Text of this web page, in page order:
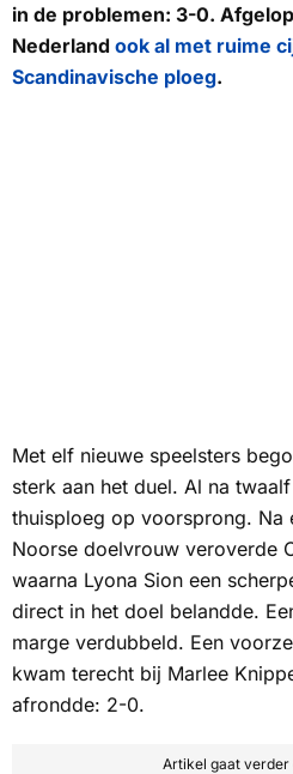
in de problemen: 3-0.
Nederland ook al met ruime
Scandinavische ploeg.
Met elf nieuwe speelsters
sterk aan het duel. Al na
thuisploeg op voorsprong. Na
Noorse doelvrouw veroverde
waarna Lyona Sion een
direct in het doel belandde.
marge verdubbeld. Een
kwam terecht bij Marlee
afrondde: 2-0.
Artikel gaat verder